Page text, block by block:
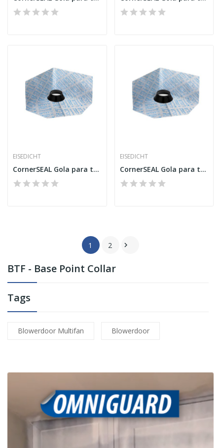
BTF - Base Point Collar
Tags
Blowerdoor Multifan Blowerdoor
EISEDICHT
CornerSEAL Gola para tubo RGD90 permeável
EISEDICHT
CornerSEAL Gola para tubo RGD100 permeável
1 2 